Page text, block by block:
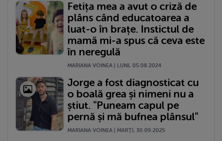
Fetița mea a avut o criză de
plâns când educatoarea a
luat-o în brațe. Instictul de
mamă mi-a spus că ceva este
în neregulă
MARIANA VOINEA | LUNI, 05.08.2024
Jorge a fost diagnosticat cu
o boală grea și nimeni nu a
știut. "Puneam capul pe
pernă și mă bufnea plânsul"
MARIANA VOINEA | MARŢI, 30.09.2025